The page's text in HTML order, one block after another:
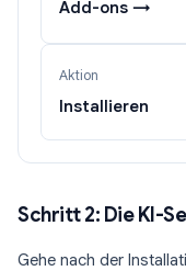
Add-ons →
Aktion
Installieren
Schritt 2: Die KI-
Gehe nach der